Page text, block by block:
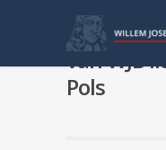
van WJB
Pols